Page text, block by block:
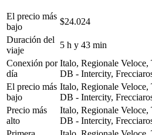
El precio más
bajo
$24.024
Duración del
viaje
5 h y 43 min
Conexión por
día
Italo, Regionale
DB - Intercity,
El precio más
bajo
Italo, Regionale
DB - Intercity,
Precio más
alto
Italo, Regionale
DB - Intercity,